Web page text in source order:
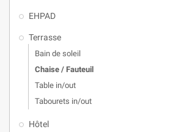
EHPAD
Terrasse
Bain de soleil
Chaise / Fauteuil
Table in/out
Tabourets in/out
Hôtel